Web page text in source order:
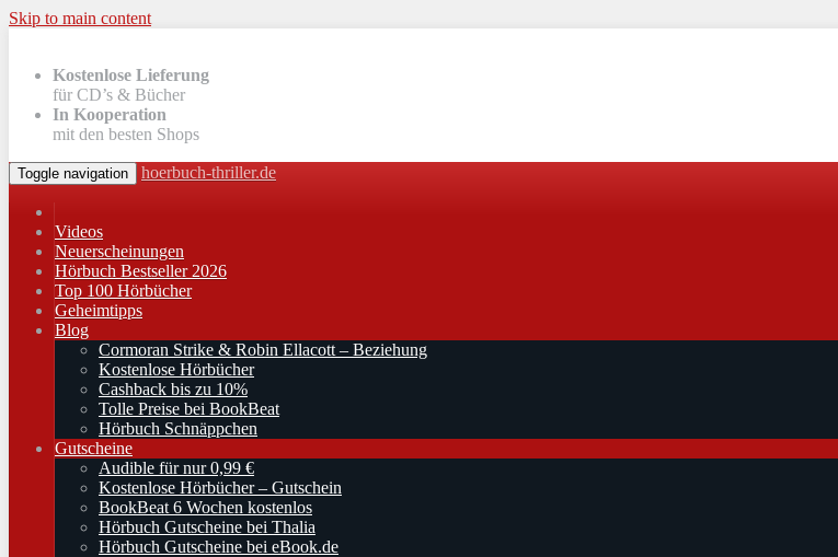
Skip to main content
Kostenlose Lieferung
für CD’s & Bücher
In Kooperation
mit den besten Shops
Toggle navigation hoerbuch-thriller.de
Videos
Neuerscheinungen
Hörbuch Bestseller 2026
Top 100 Hörbücher
Geheimtipps
Blog
Cormoran Strike & Robin Ellacott – Beziehung
Kostenlose Hörbücher
Cashback bis zu 10%
Tolle Preise bei BookBeat
Hörbuch Schnäppchen
Gutscheine
Audible für nur 0,99 €
Kostenlose Hörbücher – Gutschein
BookBeat 6 Wochen kostenlos
Hörbuch Gutscheine bei Thalia
Hörbuch Gutscheine bei eBook.de